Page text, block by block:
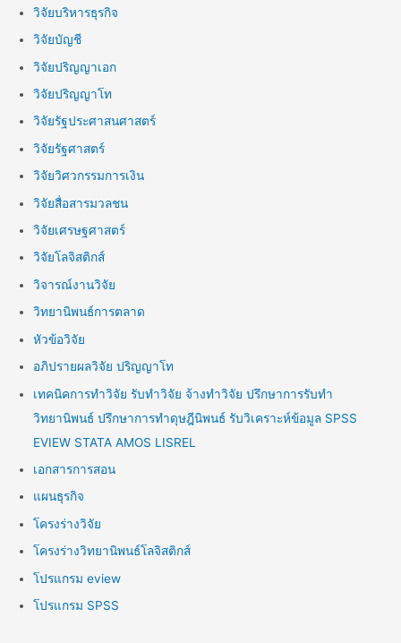
วิจัยบริหารธุรกิจ
วิจัยบัญชี
วิจัยปริญญาเอก
วิจัยปริญญาโท
วิจัยรัฐประศาสนศาสตร์
วิจัยรัฐศาสตร์
วิจัยวิศวกรรมการเงิน
วิจัยสื่อสารมวลชน
วิจัยเศรษฐศาสตร์
วิจัยโลจิสติกส์
วิจารณ์งานวิจัย
วิทยานิพนธ์การตลาด
หัวข้อวิจัย
อภิปรายผลวิจัย ปริญญาโท
เทคนิคการทำวิจัย รับทำวิจัย จ้างทำวิจัย ปรึกษาการรับทำ
วิทยานิพนธ์ ปรึกษาการทำดุษฎีนิพนธ์ รับวิเคราะห์ข้อมูล SPSS
EVIEW STATA AMOS LISREL
เอกสารการสอน
แผนธุรกิจ
โครงร่างวิจัย
โครงร่างวิทยานิพนธ์โลจิสติกส์
โปรแกรม eview
โปรแกรม SPSS